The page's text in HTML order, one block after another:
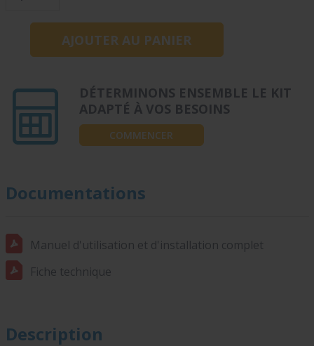
DÉTERMINONS ENSEMBLE LE KIT
ADAPTÉ À VOS BESOINS
COMMENCER
Documentations
Manuel d'utilisation et d'installation complet
Fiche technique
Description